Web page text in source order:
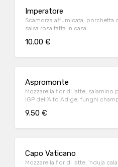
Imperatore
Scamorza affumicata,
salsa rosa fatta in casa
10.00 €
Aspromonte
Mozzarella fior di latte, salamino
IGP dell'Alto Adige, funghi
9.50 €
Capo Vaticano
Mozzarella fior di latte, 'nduja